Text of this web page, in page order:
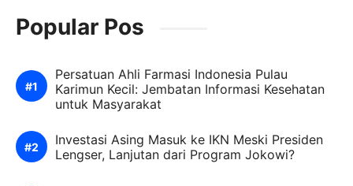
Popular Pos
Persatuan Ahli Farmasi Indonesia Pulau
Karimun Kecil: Jembatan Informasi Kesehatan
untuk Masyarakat
Investasi Asing Masuk ke IKN Meski Presiden
Lengser, Lanjutan dari Program Jokowi?